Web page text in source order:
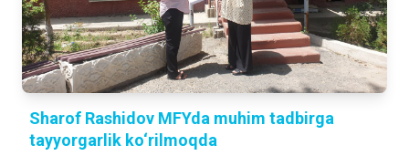
Sharof Rashidov MFYda muhim tadbirga
tayyorgarlik ko‘rilmoqda